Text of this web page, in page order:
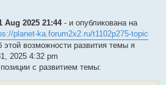
Aug 2025 21:44- и опубликована на
planet-ka.forum2x2.ru/t1102p275-topic
возможности развития темы я
2025 4:32 pm
с развитием темы: